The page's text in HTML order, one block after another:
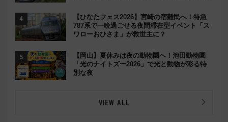
【ひなたフェス2026】宮崎の宿難民へ！特急
787系で一晩過ごせる夜間滞在型イベント「ス
ワローおひさま」が救世主に？
【岡山】夏休みは夜の動物園へ！池田動物園
「光のナイトズー2026」で光と動物が彩る特
別な夜
VIEW ALL